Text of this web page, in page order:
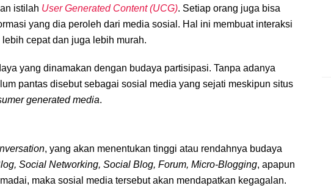
istilah User Generated Content (UCG). Setiap orang juga bisa
yang dia peroleh dari media sosial. Hal ini membuat interaksi
cepat dan juga lebih murah.
yang dinamakan dengan budaya partisipasi. Tanpa adanya
pantas disebut sebagai sosial media yang sejati meskipun situs
generated media.
, yang akan menentukan tinggi atau rendahnya budaya
Social Networking, Social Blog, Forum, Micro-Blogging, apapun
maka sosial media tersebut akan mendapatkan kegagalan.